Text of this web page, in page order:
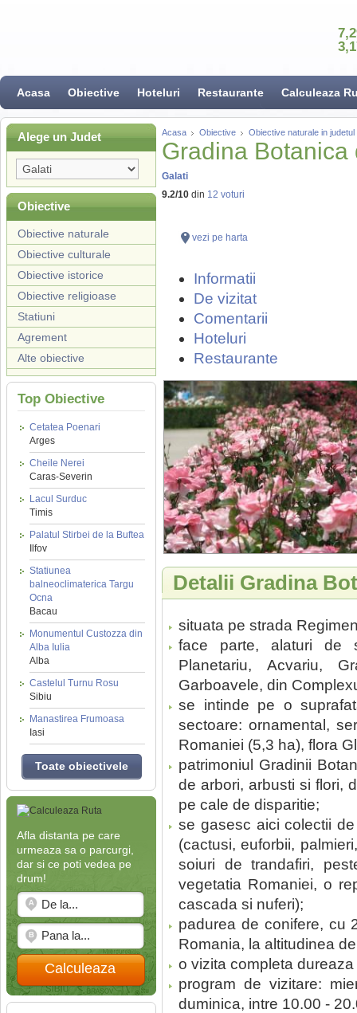
Acasa Obiective Hoteluri Restaurante Calculeaza
Alege un Judet
Obiective
Obiective naturale
Obiective culturale
Obiective istorice
Obiective religioase
Statiuni
Agrement
Alte obiective
Top Obiective
Cetatea Poenari
Arges
Cheile Nerei
Caras-Severin
Lacul Surduc
Timis
Palatul Stirbei de la Buftea
Ilfov
Statiunea
balneoclimaterica Targu
Ocna
Bacau
Monumentul Custozza din
Alba Iulia
Alba
Castelul Turnu Rosu
Sibiu
Manastirea Frumoasa
Iasi
Toate obiectivele
Afla distanta pe care
urmeaza sa o parcurgi,
dar si ce poti vedea pe
drum!
Calculeaza
Acasa Obiective Obiective naturale in judetul
Gradina Botanica
Galati
9.2/10 din 12 voturi
vezi pe harta
Informatii
De vizitat
Comentarii
Hoteluri
Restaurante
Detalii Gradina
situata pe strada
face parte, alaturi de
Planetariu, Acvariu,
Garboavele, din
se intinde pe o
sectoare: ornamental,
Romaniei (5,3 ha), flora
patrimoniul Gradinii
de arbori, arbusti si flori,
pe cale de disparitie;
se gasesc aici colectii
(cactusi, euforbii,
soiuri de trandafiri,
vegetatia Romaniei, o
cascada si nuferi);
padurea de conifere, cu
Romania, la altitudinea
o vizita completa
program de vizitare:
duminica, intre 10.00 -